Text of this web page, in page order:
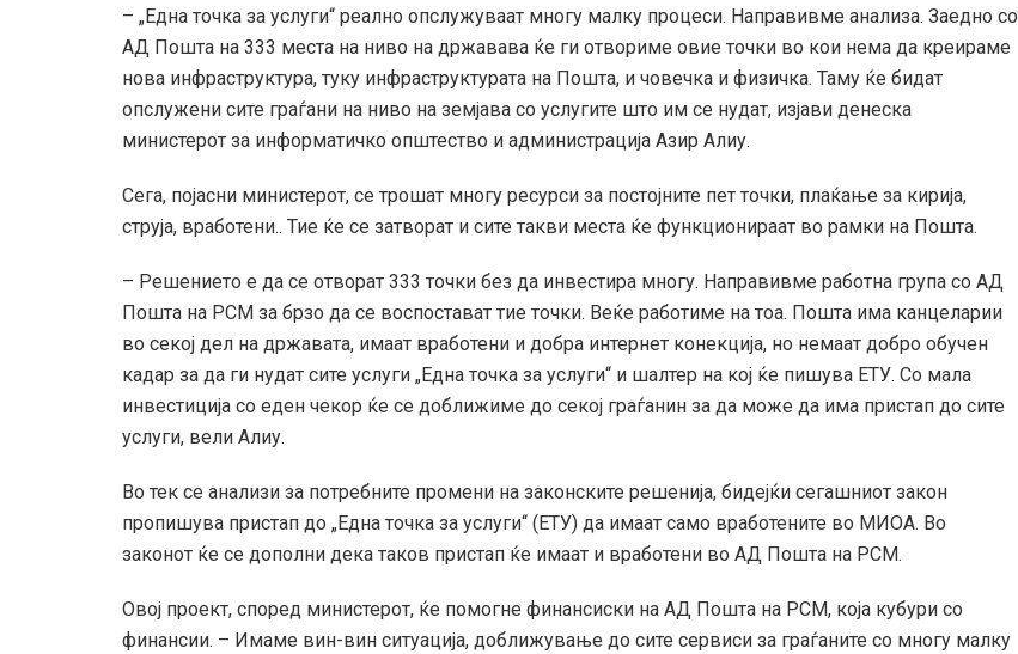
– „Една точка за услуги“ реално опслужуваат многу малку процеси. Направивме анализа. Заедно со
АД Пошта на 333 места на ниво на државава ќе ги отвориме овие точки во кои нема да креираме
нова инфраструктура, туку инфраструктурата на Пошта, и човечка и физичка. Таму ќе бидат
опслужени сите граѓани на ниво на земјава со услугите што им се нудат, изјави денеска
министерот за информатичко општество и администрација Азир Алиу.
Сега, појасни министерот, се трошат многу ресурси за постојните пет точки, плаќање за кирија,
струја, вработени.. Тие ќе се затворат и сите такви места ќе функционираат во рамки на Пошта.
– Решението е да се отворат 333 точки без да инвестира многу. Направивме работна група со АД
Пошта на РСМ за брзо да се воспостават тие точки. Веќе работиме на тоа. Пошта има канцеларии
во секој дел на државата, имаат вработени и добра интернет конекција, но немаат добро обучен
кадар за да ги нудат сите услуги „Една точка за услуги“ и шалтер на кој ќе пишува ЕТУ. Со мала
инвестиција со еден чекор ќе се доближиме до секој граѓанин за да може да има пристап до сите
услуги, вели Алиу.
Во тек се анализи за потребните промени на законските решенија, бидејќи сегашниот закон
пропишува пристап до „Една точка за услуги“ (ЕТУ) да имаат само вработените во МИОА. Во
законот ќе се дополни дека таков пристап ќе имаат и вработени во АД Пошта на РСМ.
Овој проект, според министерот, ќе помогне финансиски на АД Пошта на РСМ, која кубури со
финансии. – Имаме вин-вин ситуација, доближување до сите сервиси за граѓаните со многу малку